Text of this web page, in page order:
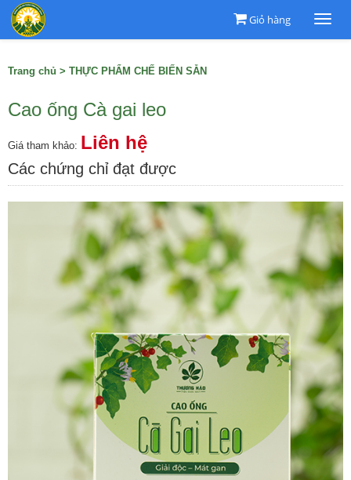
Giỏ hàng
Trang chủ > THỰC PHẨM CHẾ BIẾN SẴN
Cao ống Cà gai leo
Giá tham khảo: Liên hệ
Các chứng chỉ đạt được